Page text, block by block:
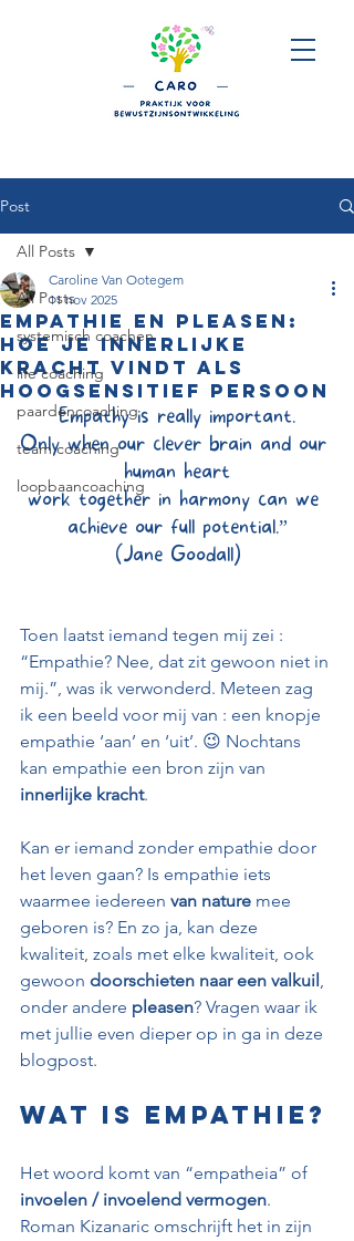
Post
All Posts
systemisch coachen
life coaching
paardencoaching
team coaching
loopbaancoaching
All Posts
Empathie en pleasen:
hoe je innerlijke
kracht vindt als
hoogsensitief persoon
Caroline Van Ootegem
11 nov 2025
Empathy is really important.
Only when our clever brain and our
human heart
work together in harmony can we
achieve our full potential.”
(Jane Goodall)
Toen laatst iemand tegen mij zei :
“Empathie? Nee, dat zit gewoon niet in
mij.”, was ik verwonderd. Meteen zag
ik een beeld voor mij van : een knopje
empathie ‘aan’ en ‘uit’. 😉 Nochtans
kan empathie een bron zijn van
innerlijke kracht.
Kan er iemand zonder empathie door
het leven gaan? Is empathie iets
waarmee iedereen van nature mee
geboren is? En zo ja, kan deze
kwaliteit, zoals met elke kwaliteit, ook
gewoon doorschieten naar een valkuil,
onder andere pleasen? Vragen waar ik
met jullie even dieper op in ga in deze
blogpost.
Wat is empathie?
Het woord komt van “empatheia” of
invoelen / invoelend vermogen.
Roman Kizanaric omschrijft het in zijn